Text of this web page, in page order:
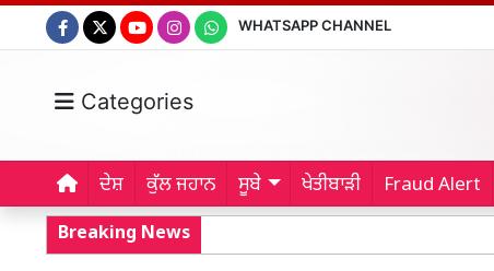
WHATSAPP CHANNEL
Categories
ਦੇਸ਼ ਕੁੱਲ ਜਹਾਨ ਸੂਬੇ ਖੇਤੀਬਾੜੀ Fraud Alert
Breaking News